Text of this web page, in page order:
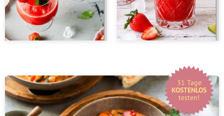
31 Tage
KOSTENLOS
testen!